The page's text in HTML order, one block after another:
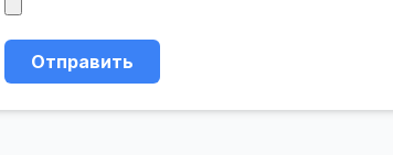
Отправить